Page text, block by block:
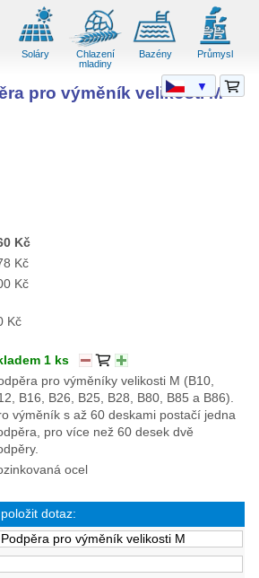
Soláry
Chlazení
mladiny
Bazény Průmysl
pro výměník velikosti M
Kč
Kč
Kč
Kč
1 ks
pro výměníky velikosti M (B10,
B16, B26, B25, B28, B80, B85 a B86).
výměník s až 60 deskami postačí jedna
pro více než 60 desek dvě
ocel
dotaz:
▼